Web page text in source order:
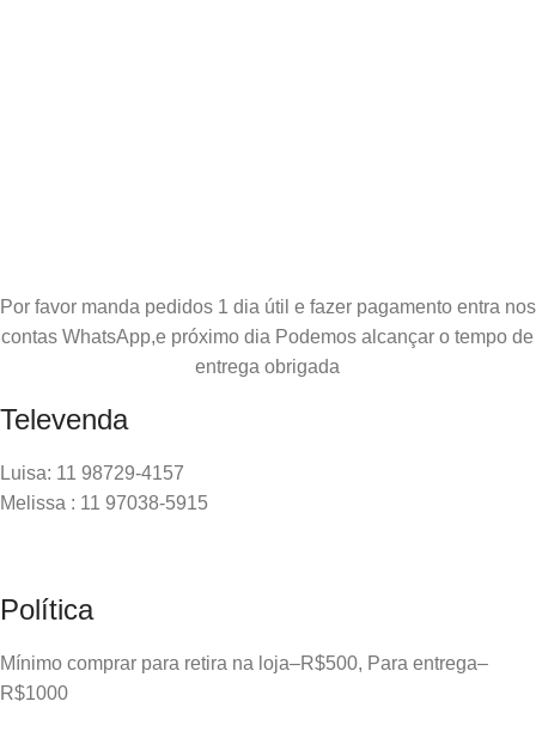
Por favor manda pedidos 1 dia útil e fazer pagamento entra nos
contas WhatsApp,e próximo dia Podemos alcançar o tempo de
entrega obrigada
Televenda
Luisa: 11 98729-4157
Melissa : 11 97038-5915
Política
Mínimo comprar para retira na loja–R$500, Para entrega–
R$1000